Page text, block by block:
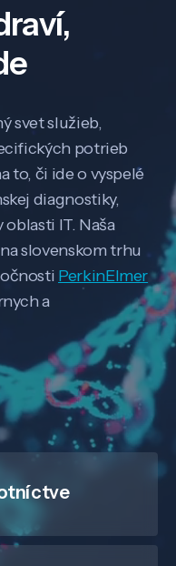
svet služieb,
potrieb
to, či ide o vyspelé
diagnostiky,
IT. Naša
slovenskom trhu
PerkinElmer
a